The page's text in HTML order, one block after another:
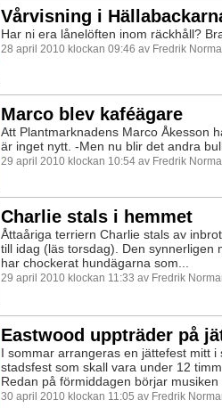
Vårvisning i
Har ni era lånelöften inom räckhåll?
28 april 2010 klockan 09:46 av Fredrik
Marco blev kaféägare
Att Plantmarknadens Marco Åkesson
är inget nytt. -Men nu blir det andra
29 april 2010 klockan 10:54 av Fredrik
Charlie stals i hemmet
Åttaåriga terriern Charlie stals av
till idag (läs torsdag). Den synnerligen
har chockerat hundägarna som...
29 april 2010 klockan 11:33 av Fredrik
Eastwood uppträder på
I sommar arrangeras en jättefest mitt i
stadsfest som skall vara under 12
Redan på förmiddagen börjar musiken
30 april 2010 klockan 11:05 av Fredrik